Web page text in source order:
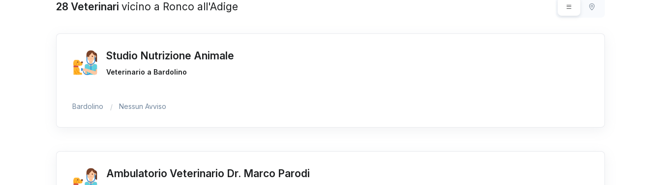
28 Veterinari vicino a Ronco all'Adige
Studio Nutrizione Animale
Veterinario a Bardolino
Bardolino Nessun Avviso
Ambulatorio Veterinario Dr. Marco Parodi